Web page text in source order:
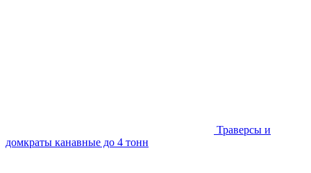
Траверсы и
домкраты канавные до 4 тонн